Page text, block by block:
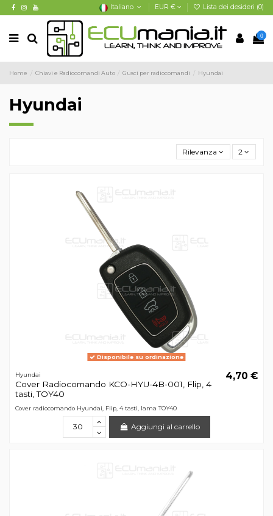
Italiano EUR € Lista dei desideri (0)
0
Home Chiavi e Radiocomandi Auto Gusci per radiocomandi Hyundai
Hyundai
Rilevanza 2
Disponibile su ordinazione
Hyundai
Cover Radiocomando KCO-HYU-4B-001, Flip, 4
tasti, TOY40
4,70 €
Cover radiocomando Hyundai, Flip, 4 tasti, lama TOY40
Aggiungi al carrello